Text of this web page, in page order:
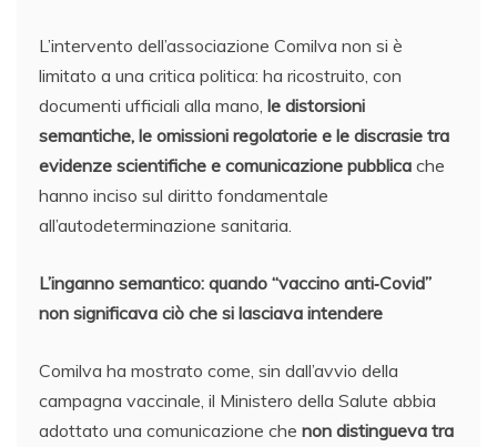
L’intervento dell’associazione Comilva non si è
limitato a una critica politica: ha ricostruito, con
documenti ufficiali alla mano, le distorsioni
semantiche, le omissioni regolatorie e le discrasie tra
evidenze scientifiche e comunicazione pubblica che
hanno inciso sul diritto fondamentale
all’autodeterminazione sanitaria.
L’inganno semantico: quando “vaccino anti‑Covid”
non significava ciò che si lasciava intendere
Comilva ha mostrato come, sin dall’avvio della
campagna vaccinale, il Ministero della Salute abbia
adottato una comunicazione che non distingueva tra